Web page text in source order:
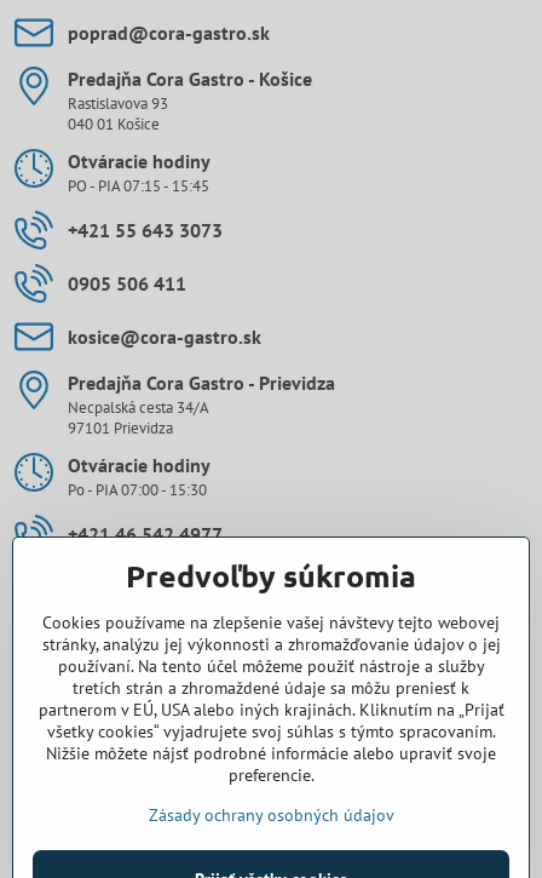
poprad​@cora-gastro​.sk
Predajňa Cora Gastro - Košice
Rastislavova 93
040 01 Košice
Otváracie hodiny
PO - PIA 07:15 - 15:45
+421 55 643 3073
0905 506 411
kosice​@cora-gastro​.sk
Predajňa Cora Gastro - Prievidza
Necpalská cesta 34/A
97101 Prievidza
Otváracie hodiny
Po - PIA 07:00 - 15:30
+421 46 542 4977
0907 971 896
prievidza​@cora-gastro​.sk
Obchodné zastúpenie Cora Gastro - Bratislava
0918 345 325
Predvoľby súkromia
Cookies používame na zlepšenie vašej návštevy tejto webovej
stránky, analýzu jej výkonnosti a zhromažďovanie údajov o jej
používaní. Na tento účel môžeme použiť nástroje a služby
tretích strán a zhromaždené údaje sa môžu preniesť k
partnerom v EÚ, USA alebo iných krajinách. Kliknutím na „Prijať
všetky cookies“ vyjadrujete svoj súhlas s týmto spracovaním.
Nižšie môžete nájsť podrobné informácie alebo upraviť svoje
preferencie.
Zásady ochrany osobných údajov